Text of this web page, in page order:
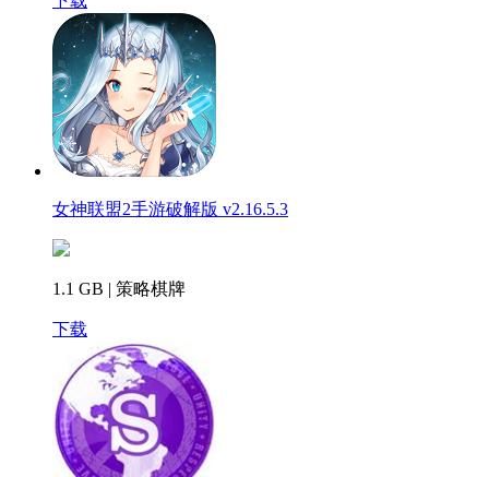
女神联盟2手游破解版 v2.16.5.3
1.1 GB | 策略棋牌
下载